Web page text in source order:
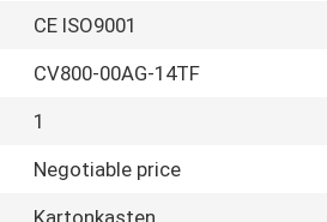
CE ISO9001
CV800-00AG-14TF
1
Negotiable price